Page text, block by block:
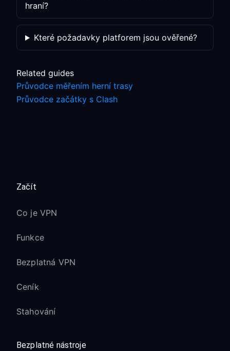
hraní?
Které požadavky platforem jsou ověřené?
Related guides
Průvodce měřením herní trasy
Průvodce začátky s Clash
Začít
Co je VPN
Funkce
Bezplatná VPN
Ceník
Stahování
Bezplatné nástroje